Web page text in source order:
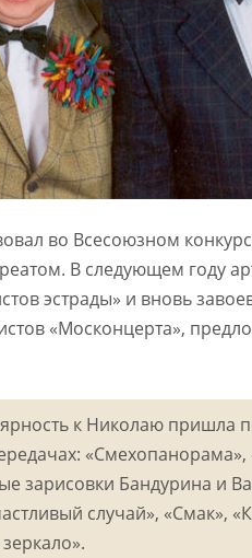
во Всесоюзном
В следующем году
эстрады» и вновь
«Москонцерта»,
к Николаю пришла
зарисовки Бандурина и
случай», «Смак»,